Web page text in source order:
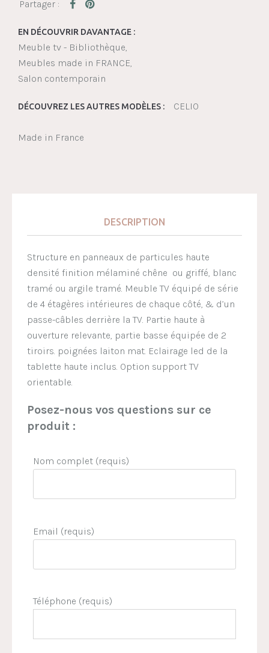
EN DÉCOUVRIR DAVANTAGE :
Meuble tv - Bibliothèque
Meubles made in FRANCE
Salon contemporain
DÉCOUVREZ LES AUTRES MODÈLES : CELIO
Made in France
DESCRIPTION
Structure en panneaux de particules haute
densité finition mélaminé chêne ou griffé, blanc
tramé ou argile tramé. Meuble TV équipé de série
de 4 étagères intérieures de chaque côté, & d’un
passe-câbles derrière la TV. Partie haute à
ouverture relevante, partie basse équipée de 2
tiroirs. poignées laiton mat. Eclairage led de la
tablette haute inclus. Option support TV
orientable.
Posez-nous vos questions sur ce
produit :
Nom complet (requis)
Email (requis)
Téléphone (requis)